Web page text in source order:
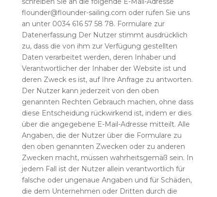
flounder@flounder-sailing.com oder rufen Sie uns
an unter 0034 616 57 58 78. Formulare zur
Datenerfassung Der Nutzer stimmt ausdrücklich
zu, dass die von ihm zur Verfügung gestellten
Daten verarbeitet werden, deren Inhaber und
Verantwortlicher der Inhaber der Website ist und
deren Zweck es ist, auf Ihre Anfrage zu antworten.
Der Nutzer kann jederzeit von den oben
genannten Rechten Gebrauch machen, ohne dass
diese Entscheidung rückwirkend ist, indem er dies
über die angegebene E-Mail-Adresse mitteilt. Alle
Angaben, die der Nutzer über die Formulare zu
den oben genannten Zwecken oder zu anderen
Zwecken macht, müssen wahrheitsgemäß sein. In
jedem Fall ist der Nutzer allein verantwortlich für
falsche oder ungenaue Angaben und für Schäden,
die dem Unternehmen oder Dritten durch die